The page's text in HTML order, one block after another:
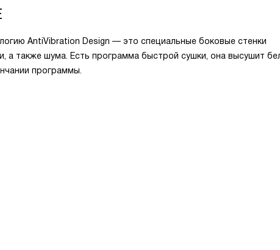
AntiVibration Design — это специальные боковые стенки
а также шума. Есть программа быстрой сушки, она высушит
программы.